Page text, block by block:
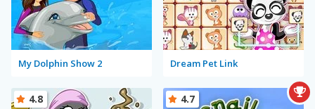
My Dolphin Show 2 Dream Pet Link
4.8 4.7